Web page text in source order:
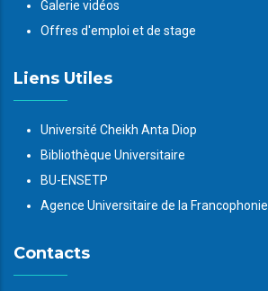
Galerie vidéos
Offres d'emploi et de stage
Liens Utiles
Université Cheikh Anta Diop
Bibliothèque Universitaire
BU-ENSETP
Agence Universitaire de la Francophonie
Contacts